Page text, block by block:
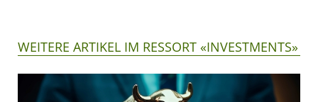
WEITERE ARTIKEL IM RESSORT «INVESTMENTS»